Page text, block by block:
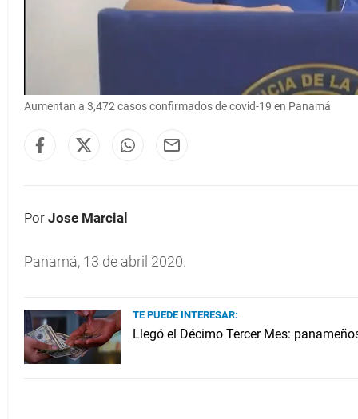
Aumentan a 3,472 casos confirmados de covid-19 en Panamá
Por Jose Marcial
Panamá, 13 de abril 2020.
TE PUEDE INTERESAR:
Llegó el Décimo Tercer Mes: